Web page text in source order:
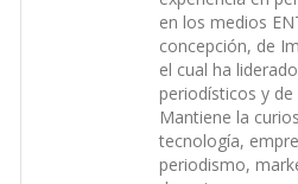
en los medios
concepción, de
el cual ha
periodísticos y de
Mantiene la
tecnología,
periodismo,